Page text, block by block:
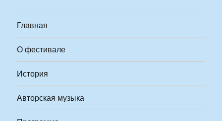
Главная
О фестивале
История
Авторская музыка